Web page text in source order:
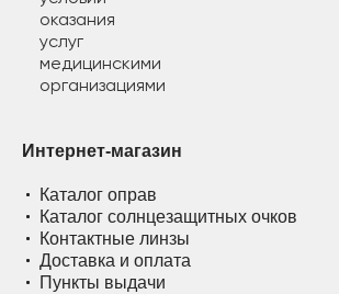
Интернет-магазин
Каталог оправ
Каталог солнцезащитных очков
Контактные линзы
Доставка и оплата
Пункты выдачи